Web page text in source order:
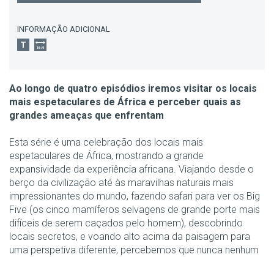
INFORMAÇÃO ADICIONAL
Ao longo de quatro episódios iremos visitar os locais
mais espetaculares de África e perceber quais as
grandes ameaças que enfrentam
Esta série é uma celebração dos locais mais
espetaculares de África, mostrando a grande
expansividade da experiência africana. Viajando desde o
berço da civilização até às maravilhas naturais mais
impressionantes do mundo, fazendo safari para ver os Big
Five (os cinco mamíferos selvagens de grande porte mais
difíceis de serem caçados pelo homem), descobrindo
locais secretos, e voando alto acima da paisagem para
uma perspetiva diferente, percebemos que nunca nenhum